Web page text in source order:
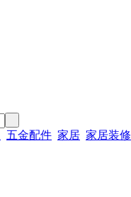
五金配件 家居 家居装修